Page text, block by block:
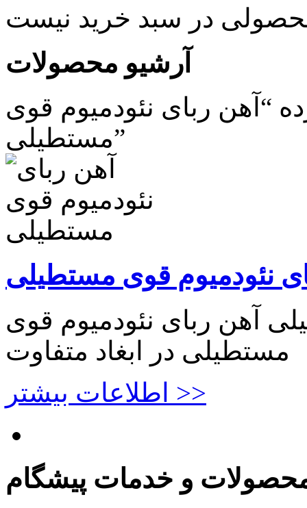
آرشیو محصولات
ربای نئودمیوم قوی
مستطیلی”
نئودمیوم قوی مستطیلی
آهن ربای نئودمیوم قوی
مستطیلی در ابغاد متفاوت
اطلاعات بیشتر >>
و خدمات پیشگام